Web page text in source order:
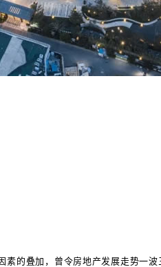
的叠加，曾令房地产发展走势一波